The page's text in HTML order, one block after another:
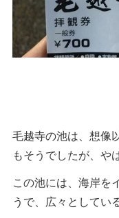
毛越寺の池は、想像
もそうでしたが、や
この池には、海岸を
うで、広々としてい